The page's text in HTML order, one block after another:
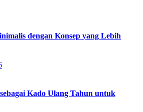
dengan Konsep yang Lebih
Kado Ulang Tahun untuk